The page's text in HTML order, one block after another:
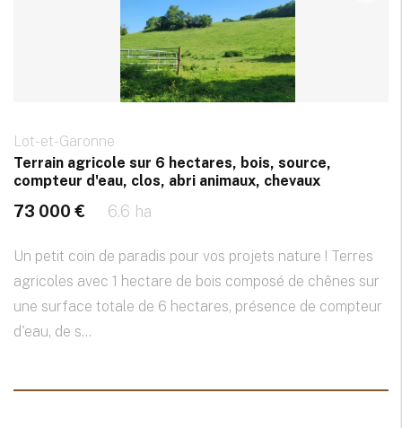
Lot-et-Garonne
Terrain agricole sur 6 hectares, bois, source,
compteur d'eau, clos, abri animaux, chevaux
73 000 € 6.6 ha
Un petit coin de paradis pour vos projets nature ! Terres
agricoles avec 1 hectare de bois composé de chênes sur
une surface totale de 6 hectares, présence de compteur
d'eau, de s...